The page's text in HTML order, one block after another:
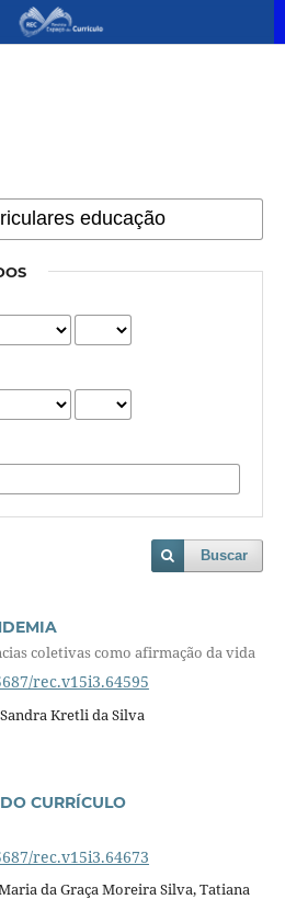
Buscar
coletivas como afirmação da vida
rec.v15i3.64595
Kretli da Silva
CURRÍCULO
rec.v15i3.64673
da Graça Moreira Silva, Tatiana